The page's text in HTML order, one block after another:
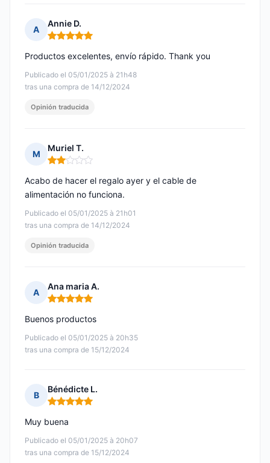
A
Annie D.
Nota: 5 de 5
Publicado el 05/01/2025 à 21h48
tras una compra de 14/12/2024
Productos excelentes, envío rápido. Thank you
Opinión traducida
M
Muriel T.
Nota: 2 de 5
Publicado el 05/01/2025 à 21h01
tras una compra de 14/12/2024
Acabo de hacer el regalo ayer y el cable de
alimentación no funciona.
Opinión traducida
A
Ana maria A.
Nota: 5 de 5
Publicado el 05/01/2025 à 20h35
tras una compra de 15/12/2024
Buenos productos
B
Bénédicte L.
Nota: 5 de 5
Publicado el 05/01/2025 à 20h07
tras una compra de 15/12/2024
Muy buena